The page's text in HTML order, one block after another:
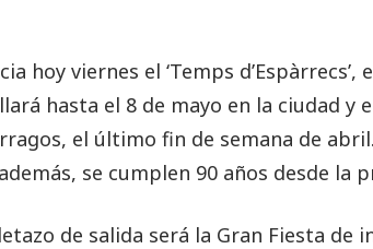
hoy viernes el ‘Temps
hasta el 8 de mayo en la ciudad y
el último fin de semana de
se cumplen 90 años desde la
de salida será la Gran Fiesta de